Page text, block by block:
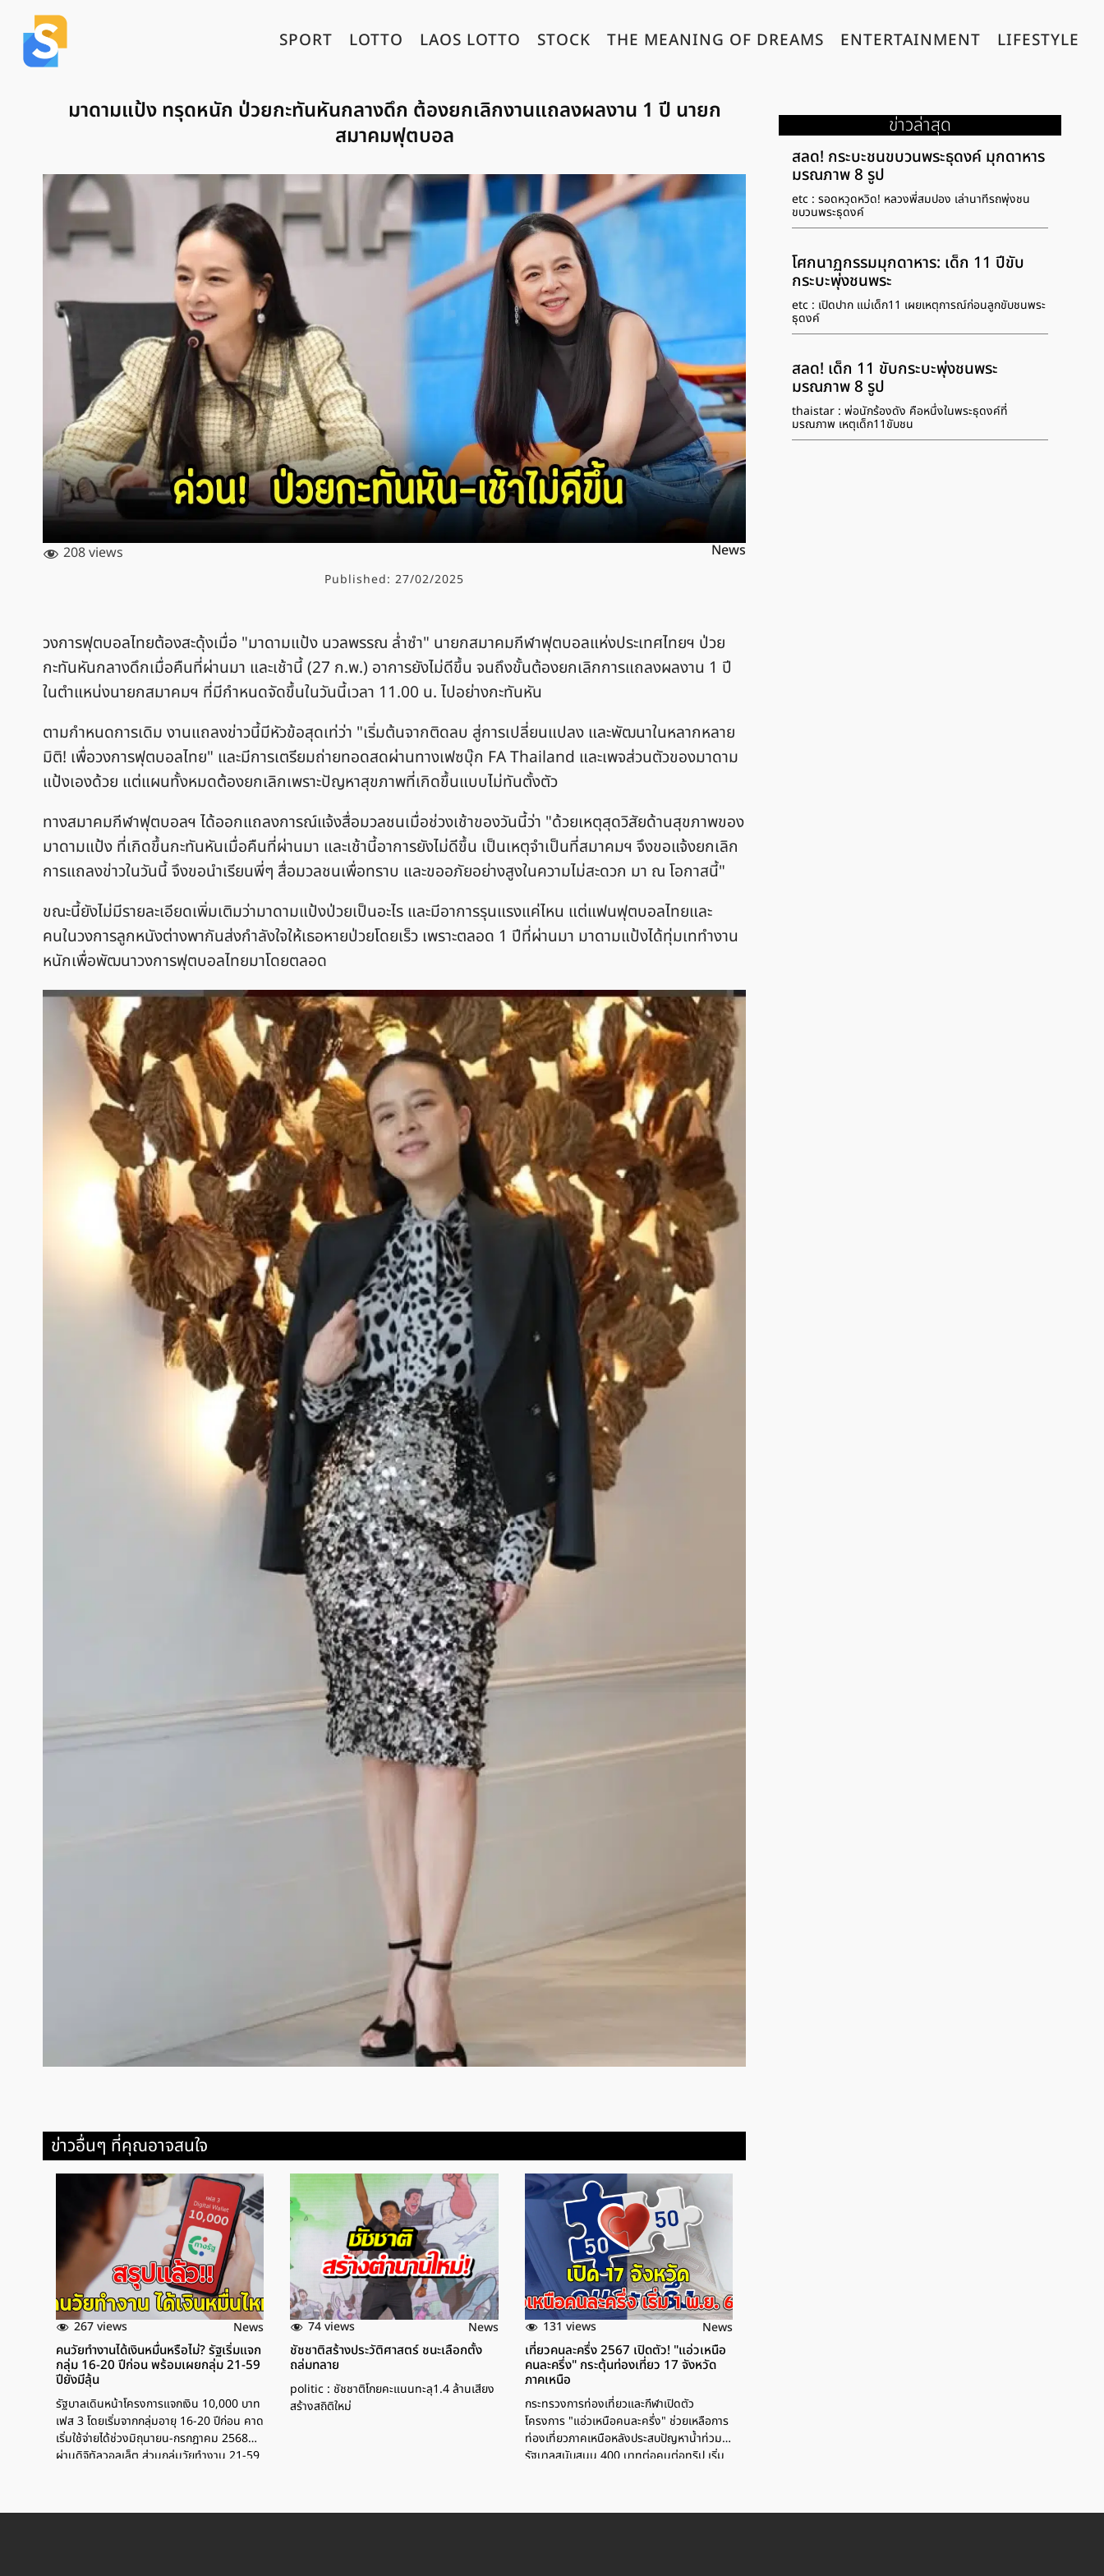
SPORT LOTTO LAOS LOTTO STOCK THE MEANING OF DREAMS ENTERTAINMENT LIFESTYLE
มาดามแป้ง ทรุดหนัก ป่วยกะทันหันกลางดึก ต้องยกเลิกงานแถลงผลงาน 1 ปี นายก
สมาคมฟุตบอล
208 views News
Published: 27/02/2025
วงการฟุตบอลไทยต้องสะดุ้งเมื่อ "มาดามแป้ง นวลพรรณ ล่ำซำ" นายกสมาคมกีฬาฟุตบอลแห่งประเทศไทยฯ ป่วย
กะทันหันกลางดึกเมื่อคืนที่ผ่านมา และเช้านี้ (27 ก.พ.) อาการยังไม่ดีขึ้น จนถึงขั้นต้องยกเลิกการแถลงผลงาน 1 ปี
ในตำแหน่งนายกสมาคมฯ ที่มีกำหนดจัดขึ้นในวันนี้เวลา 11.00 น. ไปอย่างกะทันหัน
ตามกำหนดการเดิม งานแถลงข่าวนี้มีหัวข้อสุดเท่ว่า "เริ่มต้นจากติดลบ สู่การเปลี่ยนแปลง และพัฒนาในหลากหลาย
มิติ! เพื่อวงการฟุตบอลไทย" และมีการเตรียมถ่ายทอดสดผ่านทางเฟซบุ๊ก FA Thailand และเพจส่วนตัวของมาดาม
แป้งเองด้วย แต่แผนทั้งหมดต้องยกเลิกเพราะปัญหาสุขภาพที่เกิดขึ้นแบบไม่ทันตั้งตัว
ทางสมาคมกีฬาฟุตบอลฯ ได้ออกแถลงการณ์แจ้งสื่อมวลชนเมื่อช่วงเช้าของวันนี้ว่า "ด้วยเหตุสุดวิสัยด้านสุขภาพของ
มาดามแป้ง ที่เกิดขึ้นกะทันหันเมื่อคืนที่ผ่านมา และเช้านี้อาการยังไม่ดีขึ้น เป็นเหตุจำเป็นที่สมาคมฯ จึงขอแจ้งยกเลิก
การแถลงข่าวในวันนี้ จึงขอนำเรียนพี่ๆ สื่อมวลชนเพื่อทราบ และขออภัยอย่างสูงในความไม่สะดวก มา ณ โอกาสนี้"
ขณะนี้ยังไม่มีรายละเอียดเพิ่มเติมว่ามาดามแป้งป่วยเป็นอะไร และมีอาการรุนแรงแค่ไหน แต่แฟนฟุตบอลไทยและ
คนในวงการลูกหนังต่างพากันส่งกำลังใจให้เธอหายป่วยโดยเร็ว เพราะตลอด 1 ปีที่ผ่านมา มาดามแป้งได้ทุ่มเททำงาน
หนักเพื่อพัฒนาวงการฟุตบอลไทยมาโดยตลอด
ข่าวอื่นๆ ที่คุณอาจสนใจ
267 views News
คนวัยทำงานได้เงินหมื่นหรือไม่? รัฐเริ่มแจก
กลุ่ม 16-20 ปีก่อน พร้อมเผยกลุ่ม 21-59
ปียังมีลุ้น
รัฐบาลเดินหน้าโครงการแจกเงิน 10,000 บาท
เฟส 3 โดยเริ่มจากกลุ่มอายุ 16-20 ปีก่อน คาด
เริ่มใช้จ่ายได้ช่วงมิถุนายน-กรกฎาคม 2568
ผ่านดิจิทัลวอลเล็ต ส่วนกลุ่มวัยทำงาน 21-59
74 views News
ชัชชาติสร้างประวัติศาสตร์ ชนะเลือกตั้ง
ถล่มทลาย
politic : ชัชชาติโกยคะแนนทะลุ1.4 ล้านเสียง
สร้างสถิติใหม่
131 views News
เที่ยวคนละครึ่ง 2567 เปิดตัว! "แอ่วเหนือ
คนละครึ่ง" กระตุ้นท่องเที่ยว 17 จังหวัด
ภาคเหนือ
กระทรวงการท่องเที่ยวและกีฬาเปิดตัว
โครงการ "แอ่วเหนือคนละครึ่ง" ช่วยเหลือการ
ท่องเที่ยวภาคเหนือหลังประสบปัญหาน้ำท่วม
รัฐบาลสนับสนุน 400 บาทต่อคนต่อทริป เริ่ม
ข่าวล่าสุด
สลด! กระบะชนขบวนพระธุดงค์ มุกดาหาร
มรณภาพ 8 รูป
etc : รอดหวุดหวิด! หลวงพี่สมปอง เล่านาทีรถพุ่งชน
ขบวนพระธุดงค์
โศกนาฏกรรมมุกดาหาร: เด็ก 11 ปีขับ
กระบะพุ่งชนพระ
etc : เปิดปาก แม่เด็ก11 เผยเหตุการณ์ก่อนลูกขับชนพระ
ธุดงค์
สลด! เด็ก 11 ขับกระบะพุ่งชนพระ
มรณภาพ 8 รูป
thaistar : พ่อนักร้องดัง คือหนึ่งในพระธุดงค์ที่
มรณภาพ เหตุเด็ก11ขับชน